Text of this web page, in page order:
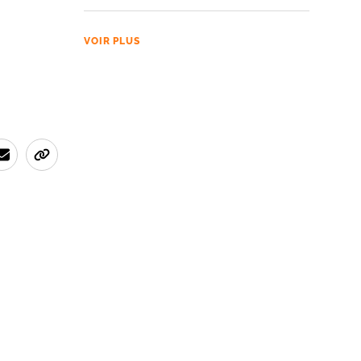
VOIR PLUS